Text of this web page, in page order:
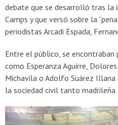
debate que se desarrolló tras la
Camps y que versó sobre la
periodistas Arcadi Espada,
Entre el público, se
como Esperanza Aguirre,
Michavila o Adolfo Suárez
la sociedad civil tanto madrileña